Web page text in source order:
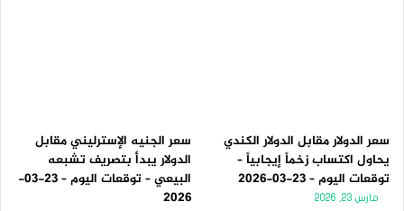
سعر الدولار مقابل الدولار الكندي
يحاول اكتساب زخماً إيجابياً –
توقعات اليوم – 23-03-2026
مارس 23, 2026
سعر الجنيه الإسترليني مقابل
الدولار يبدأ بتصريف تشبعه
البيعي – توقعات اليوم – 23-03-
2026